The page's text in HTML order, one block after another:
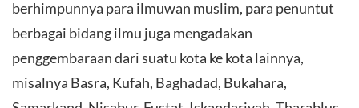
berhimpunnya para ilmuwan muslim, para penuntut
berbagai bidang ilmu juga mengadakan
penggembaraan dari suatu kota ke kota lainnya,
misalnya Basra, Kufah, Baghadad, Bukahara,